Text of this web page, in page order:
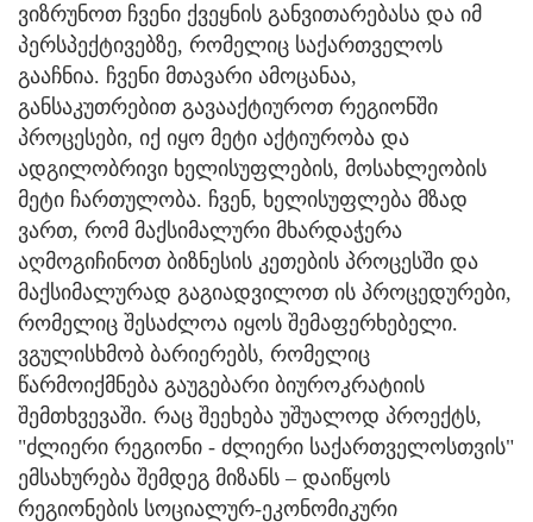
ვიზრუნოთ ჩვენი ქვეყნის განვითარებასა და იმ
პერსპექტივებზე, რომელიც საქართველოს
გააჩნია. ჩვენი მთავარი ამოცანაა,
განსაკუთრებით გავააქტიუროთ რეგიონში
პროცესები, იქ იყო მეტი აქტიურობა და
ადგილობრივი ხელისუფლების, მოსახლეობის
მეტი ჩართულობა. ჩვენ, ხელისუფლება მზად
ვართ, რომ მაქსიმალური მხარდაჭერა
აღმოგიჩინოთ ბიზნესის კეთების პროცესში და
მაქსიმალურად გაგიადვილოთ ის პროცედურები,
რომელიც შესაძლოა იყოს შემაფერხებელი.
ვგულისხმობ ბარიერებს, რომელიც
წარმოიქმნება გაუგებარი ბიუროკრატიის
შემთხვევაში. რაც შეეხება უშუალოდ პროექტს,
"ძლიერი რეგიონი - ძლიერი საქართველოსთვის"
ემსახურება შემდეგ მიზანს – დაიწყოს
რეგიონების სოციალურ-ეკონომიკური